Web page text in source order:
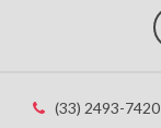
(33) 2493-7420